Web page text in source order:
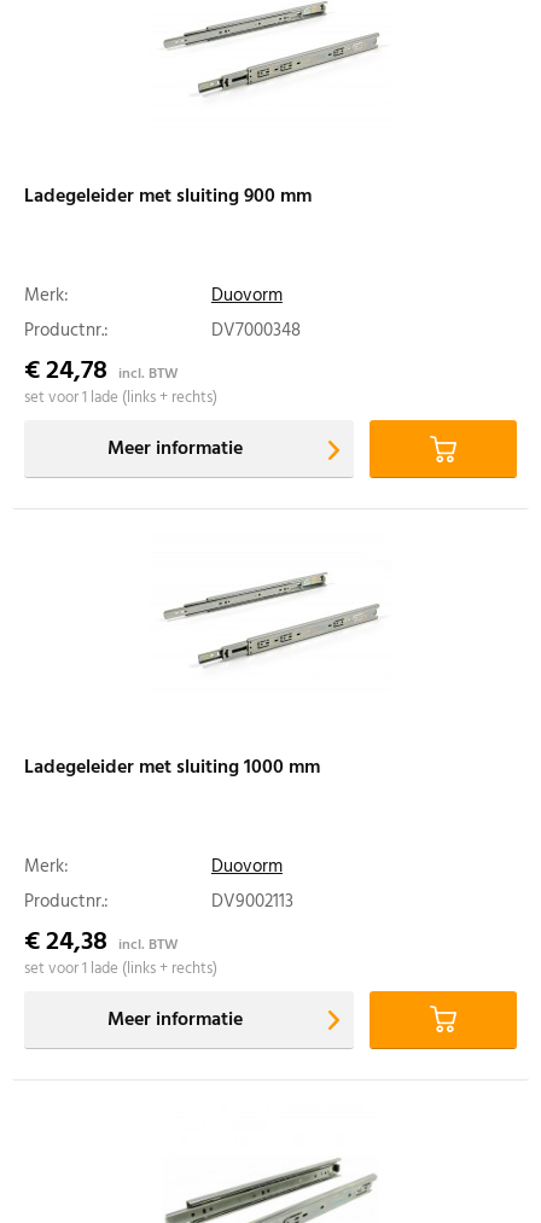
Ladegeleider met sluiting 900 mm
Merk:
Duovorm
Productnr.:
DV7000348
€ 24,78 incl. BTW
set voor 1 lade (links + rechts)
Meer informatie
Ladegeleider met sluiting 1000 mm
Merk:
Duovorm
Productnr.:
DV9002113
€ 24,38 incl. BTW
set voor 1 lade (links + rechts)
Meer informatie